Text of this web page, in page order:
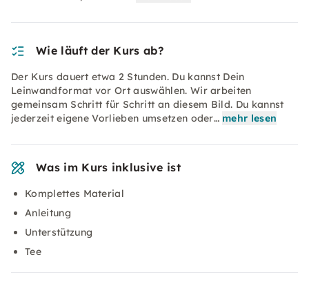
Wie läuft der Kurs ab?
Der Kurs dauert etwa 2 Stunden. Du kannst Dein
Leinwandformat vor Ort auswählen. Wir arbeiten
gemeinsam Schritt für Schritt an diesem Bild. Du kannst
jederzeit eigene Vorlieben umsetzen oder… mehr lesen
Was im Kurs inklusive ist
Komplettes Material
Anleitung
Unterstützung
Tee